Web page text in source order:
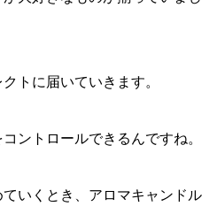
トに届いていきます。
ントロールできるんですね。
いくとき、アロマキャンドル